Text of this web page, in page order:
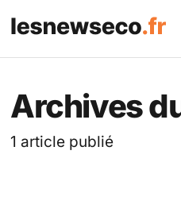
Les News
Archives
1 article publié